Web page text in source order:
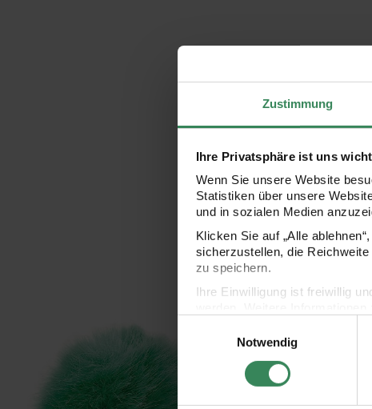
Zustimmung
Ihre Privatsphäre ist uns
Wenn Sie unsere Website
Statistiken über unsere
und in sozialen Medien
Klicken Sie auf „Alle
sicherzustellen, die
zu speichern.
Ihre Einwilligung ist freiwillig
Impressum
Datenschutz
Notwendig